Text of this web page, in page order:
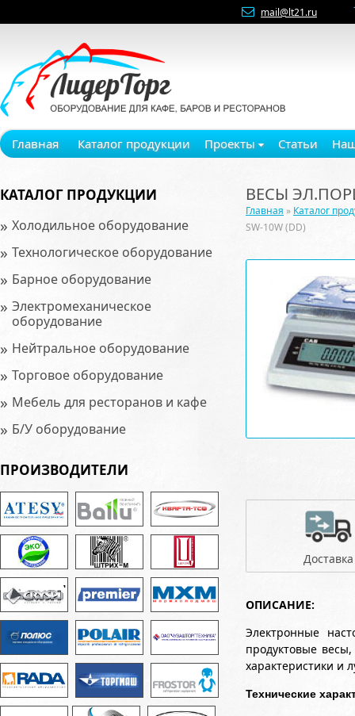
mail@lt21.ru
Главная Каталог продукции Проекты Статьи
КАТАЛОГ ПРОДУКЦИИ
» Холодильное оборудование
» Технологическое оборудование
» Барное оборудование
» Электромеханическое
оборудование
» Нейтральное оборудование
» Торговое оборудование
» Мебель для ресторанов и кафе
» Б/У оборудование
ПРОИЗВОДИТЕЛИ
ВЕСЫ
Главная » Каталог
SW-10W (DD)
Доставка
ОПИСАНИЕ:
Электронные
продуктовые
характеристики и
Технические